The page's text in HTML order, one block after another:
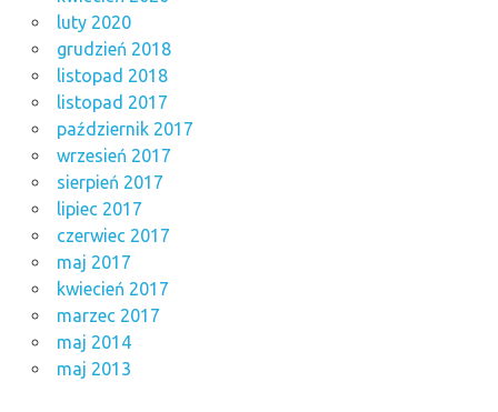
luty 2020
grudzień 2018
listopad 2018
listopad 2017
październik 2017
wrzesień 2017
sierpień 2017
lipiec 2017
czerwiec 2017
maj 2017
kwiecień 2017
marzec 2017
maj 2014
maj 2013